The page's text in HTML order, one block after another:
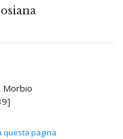
Morbio
questa pagina